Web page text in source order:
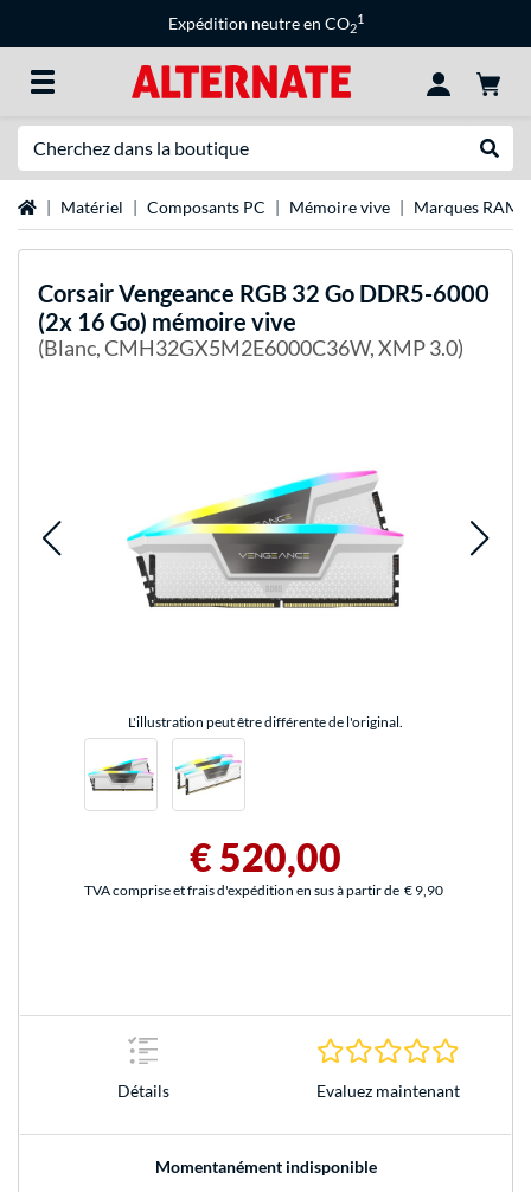
Expédition neutre en CO2
1
Page d'accueil
Matériel Composants PC Mémoire vive Marques RAM
CorsairVengeance RGB 32 Go DDR5-6000
(2x 16 Go) mémoire vive
(Blanc, CMH32GX5M2E6000C36W, XMP 3.0)
L'illustration peut être différente de l'original.
€ 520,00
TVA comprise et frais d'expédition en sus à partir de € 9,90
Détails Evaluez maintenant
Momentanément indisponible